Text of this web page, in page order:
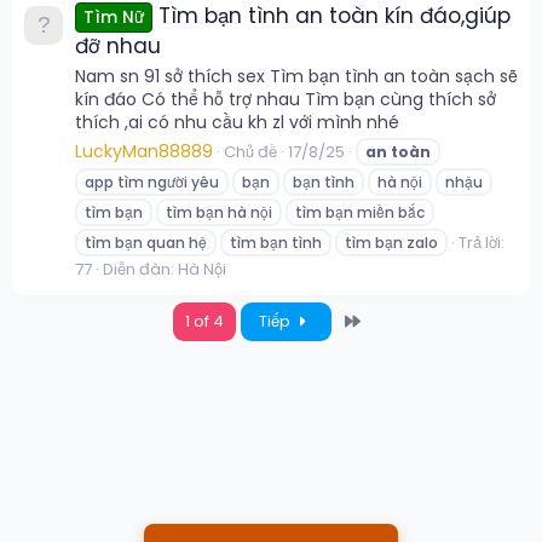
Tìm Nữ
Tìm bạn tình an toàn kín đáo,giúp
đỡ nhau
Nam sn 91 sở thích sex Tìm bạn tình an toàn sạch sẽ
kín đáo Có thể hỗ trợ nhau Tìm bạn cùng thích sở
thích ,ai có nhu cầu kh zl với mình nhé
LuckyMan88889 Chủ đề 17/8/25 an toàn
app tìm người yêu
bạn bạn tình hà nội
nhậu
tìm bạn
tìm bạn hà nội
tìm bạn miền bắc
tìm bạn quan hệ
tìm bạn tình tìm bạn zalo
Trả lời:
77 Diễn đàn: Hà Nội
1 of 4 Tiếp